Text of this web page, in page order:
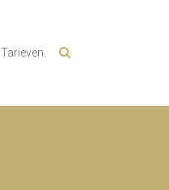
Tarieven.